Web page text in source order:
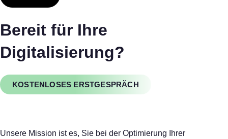
Bereit für Ihre
Digitalisierung?
KOSTENLOSES ERSTGESPRÄCH
Unsere Mission ist es, Sie bei der Optimierung Ihrer